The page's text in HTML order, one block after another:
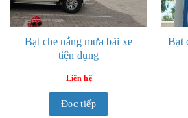
Bạt che nắng mưa bãi xe
tiện dụng
Liên hệ
Đọc tiếp
Bạt